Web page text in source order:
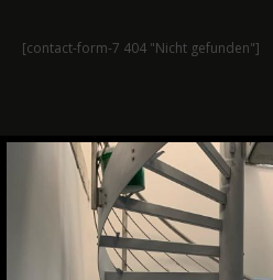
[contact-form-7 404 "Nicht gefunden"]